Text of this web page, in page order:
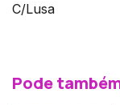
C/Lusa
Pode